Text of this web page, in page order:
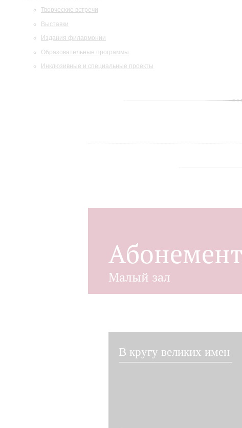
Творческие встречи
Выставки
Издания филармонии
Образовательные программы
Инклюзивные и специальные проекты
Малый зал
В кругу великих имен